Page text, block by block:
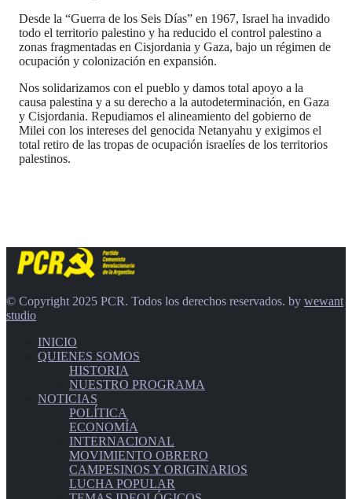
Desde la “Guerra de los Seis Días” en 1967, Israel ha invadido
todo el territorio palestino y ha reducido el control palestino a
zonas fragmentadas en Cisjordania y Gaza, bajo un régimen de
ocupación y colonización en expansión.
Nos solidarizamos con el pueblo y damos total apoyo a la
causa palestina y a su derecho a la autodeterminación, en Gaza
y Cisjordania. Repudiamos el alineamiento del gobierno de
Milei con los intereses del genocida Netanyahu y exigimos el
total retiro de las tropas de ocupación israelíes de los territorios
palestinos.
© Copyright 2025 PCR. Todos los derechos reservados. by wewant
studio
INICIO
QUIENES SOMOS
HISTORIA
NUESTRO PROGRAMA
NOTICIAS
POLÍTICA
ECONOMÍA
INTERNACIONAL
MOVIMIENTO OBRERO
CAMPESINOS Y ORIGINARIOS
LUCHA POPULAR